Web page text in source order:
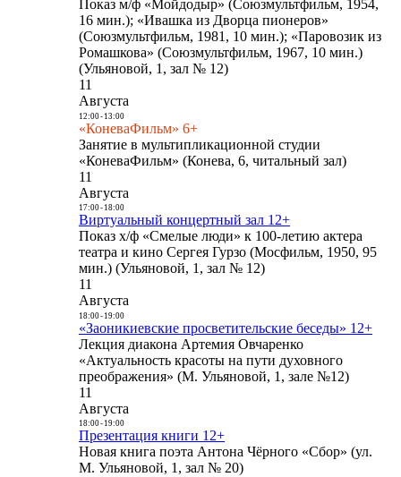
Показ м/ф «Мойдодыр» (Союзмультфильм, 1954,
16 мин.); «Ивашка из Дворца пионеров»
(Союзмультфильм, 1981, 10 мин.); «Паровозик из
Ромашкова» (Союзмультфильм, 1967, 10 мин.)
(Ульяновой, 1, зал № 12)
11
Августа
12:00- 13:00
«КоневаФильм» 6+
Занятие в мультипликационной студии
«КоневаФильм» (Конева, 6, читальный зал)
11
Августа
17:00- 18:00
Виртуальный концертный зал 12+
Показ х/ф «Смелые люди» к 100-летию актера
театра и кино Сергея Гурзо (Мосфильм, 1950, 95
мин.) (Ульяновой, 1, зал № 12)
11
Августа
18:00- 19:00
«Заоникиевские просветительские беседы» 12+
Лекция диакона Артемия Овчаренко
«Актуальность красоты на пути духовного
преображения» (М. Ульяновой, 1, зале №12)
11
Августа
18:00- 19:00
Презентация книги 12+
Новая книга поэта Антона Чёрного «Сбор» (ул.
М. Ульяновой, 1, зал № 20)